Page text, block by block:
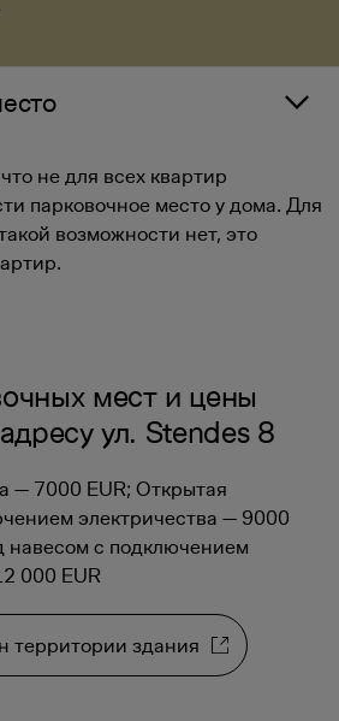
не для всех квартир
парковочное место у дома. Для
возможности нет, это
мест и цены
ул. Stendes 8
— 7000 EUR; Открытая
электричества — 9000
навесом с подключением
000 EUR
территории здания